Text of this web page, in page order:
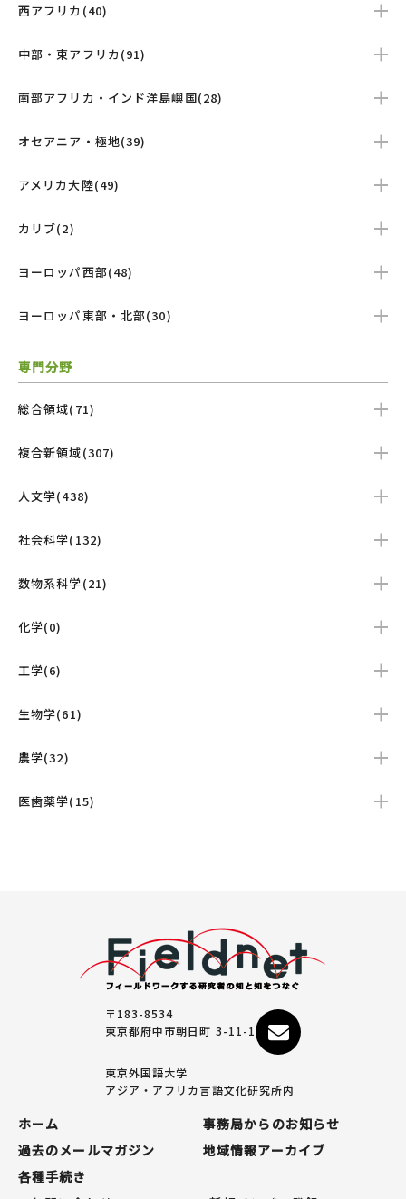
西アフリカ(40)
中部・東アフリカ(91)
南部アフリカ・インド洋島嶼国(28)
オセアニア・極地(39)
アメリカ大陸(49)
カリブ(2)
ヨーロッパ西部(48)
ヨーロッパ東部・北部(30)
専門分野
総合領域(71)
複合新領域(307)
人文学(438)
社会科学(132)
数物系科学(21)
化学(0)
工学(6)
生物学(61)
農学(32)
医歯薬学(15)
〒183-8534
東京都府中市朝日町 3-11-1
東京外国語大学
アジア・アフリカ言語文化研究所内
ホーム
事務局からのお知らせ
過去のメールマガジン
地域情報アーカイブ
各種手続き